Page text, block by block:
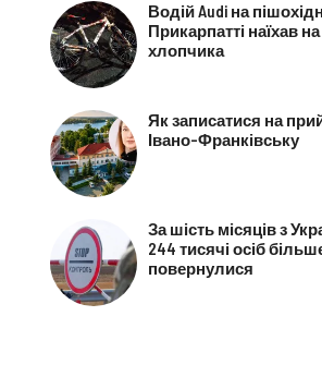
Водій Audi на
Прикарпатті наїхав на
хлопчика
Як записатися на
Івано-Франківську
За шість місяців з
244 тисячі осіб
повернулися